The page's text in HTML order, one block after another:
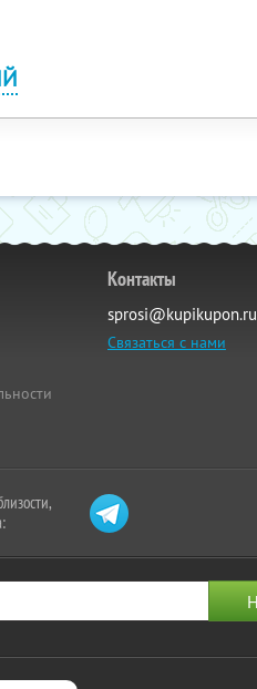
Контакты
sprosi@kupikupon.ru
Связаться с нами